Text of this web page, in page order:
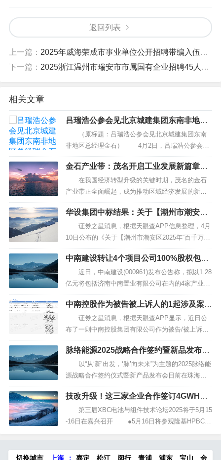
返回列表
上一篇： 2025年威海荣成市事业单位公开招聘带编入伍高校毕业生（上半年）笔试成绩、笔试合格分数线及面试等事项的公告
下一篇： 2025浙江温州市瑞安市市属国有企业招聘45人公告
相关文章
吕瑞浩公参会见北京城建集团东南非地区
总经理金石
（原标题：吕瑞浩公参会见北京城建集团东南
非地区总经理金石） 4月2日，吕瑞浩公参会见
北京城建集团东南非地区总经理金石，听取企业生
产经营情况汇报。双方并就发挥非洲中国商会作用
助力我国有企业在非投资经营等进行交流。 财
报点评...
金石产业带：茂名开启工业发展新篇章千
亿集群引发热议！
在我国经济转型升级的关键时期，茂名的金石
产业带正全面崛起，成为推动区域经济发展的新引
擎。近日，从佛茂协作的布局中，不难看出这一集
群的蓬勃发展势头：房屋建设如火如荼，项目落地
频频报捷，吸引了各类企业前来投资。这不仅是茂
名市的重大机遇，更是整个佛山、茂名地区经济一
体化进程的重要里程碑。...
华设集团中标结果：关于【潮州市潮安区2
025年“百千万工程”省级典型村人居环境
综合整治提升项目（金石镇）-设计】中选
结果的公告
证券之星消息，根据天眼查APP信息整理，4月
10日公布的《关于【潮州市潮安区2025年“百千万工
程”省级典型村人居环境综合整治提升项目（金石
镇）-设计】中选结果的公告》中显示华设设计集团
股份有限公司中标。公告内容如下： 我单位于2
025-04-09 17:30，...
中南建设转让4个项目公司100%股权包括
山东首个项目济南中德产业园
近日，中南建设(000961)发布公告称，拟以1.28
亿元将包括济南中南置业有限公司在内的4家产业园
区业务项目公司的100%股权，转让给控股股东中南
控股旗下一家全资子公司，以此逐步减少非主营业
务的投入，并将重点放在以房地产开发为主的现有
业务中。 中南建设与上海中...
中南控股作为被告被上诉人的1起涉及案外
人执行异议之诉的诉讼将于2025年6月10
日开庭
证券之星消息，根据天眼查APP显示，近日公
布了一则中南控股集团有限公司作为被告/被上诉人
的开庭公告，详细内容如下： 案号：（2025）
沪01民初47号 深圳安创投资管理有限公司、昆
明锦腾置业有限公司、南通海门中南世纪城房地产
开发有限公司、嘉...
脉络能源2025战略合作签约暨新品发布会
在珠海举办
以“从‘新’出发，‘脉’向未来”为主题的2025脉络能
源战略合作签约仪式暨新产品发布会日前在珠海举
行。 据了解，广东脉络能源科技有限公司(以下
简称：脉络能源)是暨南大学与国家人才工程入选
者、暨南大学新能源技术研究院院长麦耀华教授及
其团队，以大面积钙钛矿电池制备关...
技改升级！这三家企业合作签订4GWHBC
电池项目
第三届XBC电池与组件技术论坛2025将于5月15
-16日在嘉兴召开 ●5月16日将参观隆基HPBC 2.
接全资附属公司金阳泉州新能源科...
切换城市 上海 ： 嘉定 松江 闵行 青浦 浦东 宝山
金